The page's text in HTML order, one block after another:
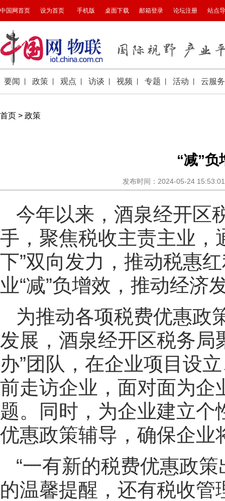
首页 > 政策
“减”负
发布时间：2024-05-24
今年以来，酒泉经开区
手，聚焦税收主责主业，
下”双向发力，推动税惠
业“减”负增效，推动经济
为推动各项税费优惠政
发展，酒泉经开区税务局
办”团队，在企业项目设
前走访企业，面对面为企
题。同时，为企业建立
优惠政策辅导，确保企业
“一有新的税费优惠政
的温馨提醒，还有税收